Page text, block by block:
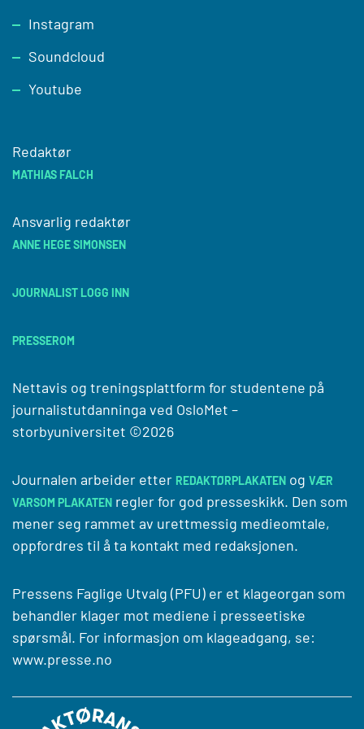
Instagram
Soundcloud
Youtube
Redaktør
MATHIAS FALCH
Ansvarlig redaktør
ANNE HEGE SIMONSEN
JOURNALIST LOGG INN
PRESSEROM
Nettavis og treningsplattform for studentene på
journalistutdanninga ved OsloMet –
storbyuniversitet ©2026
Journalen arbeider etter REDAKTØRPLAKATEN og VÆR
VARSOM PLAKATEN regler for god presseskikk. Den som
mener seg rammet av urettmessig medieomtale,
oppfordres til å ta kontakt med redaksjonen.
Pressens Faglige Utvalg (PFU) er et klageorgan som
behandler klager mot mediene i presseetiske
spørsmål. For informasjon om klageadgang, se:
www.presse.no